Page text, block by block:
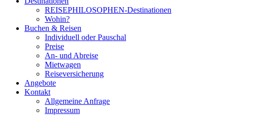
REISEPHILOSOPHEN-Destinationen
Wohin?
Buchen & Reisen
Individuell oder Pauschal
Preise
An- und Abreise
Mietwagen
Reiseversicherung
Angebote
Kontakt
Allgemeine Anfrage
Impressum